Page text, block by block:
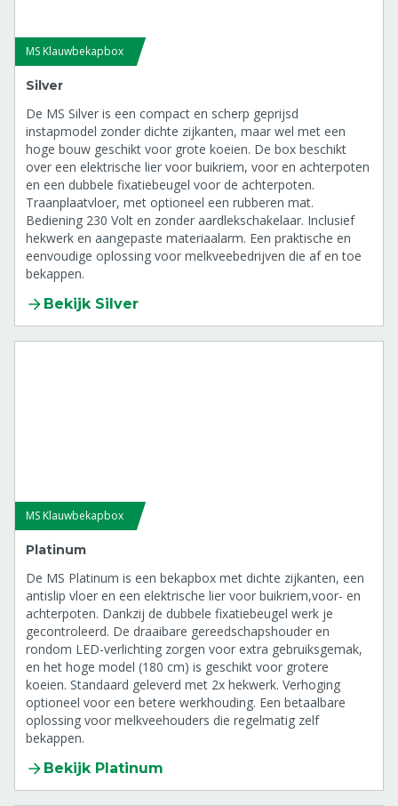
8808026
8808027
Pootband tbv Klaux Klauwbekapbox Chrome
M8804798
MS Klauwbekapbox
Silver
De MS Silver is een compact en scherp geprijsd
instapmodel zonder dichte zijkanten, maar wel met een
hoge bouw geschikt voor grote koeien. De box beschikt
over een elektrische lier voor buikriem, voor en achterpoten
en een dubbele fixatiebeugel voor de achterpoten.
Traanplaatvloer, met optioneel een rubberen mat.
Bediening 230 Volt en zonder aardlekschakelaar. Inclusief
hekwerk en aangepaste materiaalarm. Een praktische en
eenvoudige oplossing voor melkveebedrijven die af en toe
bekappen.
Bekijk Silver
MS Klauwbekapbox
Platinum
De MS Platinum is een bekapbox met dichte zijkanten, een
antislip vloer en een elektrische lier voor buikriem,voor- en
achterpoten. Dankzij de dubbele fixatiebeugel werk je
gecontroleerd. De draaibare gereedschapshouder en
rondom LED-verlichting zorgen voor extra gebruiksgemak,
en het hoge model (180 cm) is geschikt voor grotere
koeien. Standaard geleverd met 2x hekwerk. Verhoging
optioneel voor een betere werkhouding. Een betaalbare
oplossing voor melkveehouders die regelmatig zelf
bekappen.
Bekijk Platinum